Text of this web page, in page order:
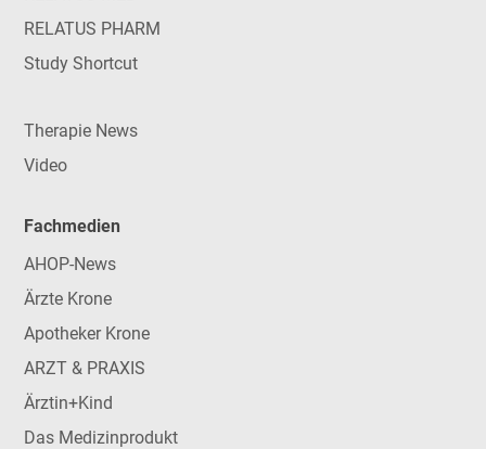
RELATUS PHARM
Study Shortcut
Therapie News
Video
Fachmedien
AHOP-News
Ärzte Krone
Apotheker Krone
ARZT & PRAXIS
Ärztin+Kind
Das Medizinprodukt